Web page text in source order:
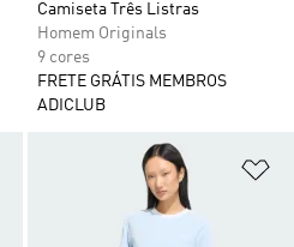
Camiseta Três Listras
Homem Originals
9 cores
FRETE GRÁTIS MEMBROS
ADICLUB
Adicionar à Lista de Desejos